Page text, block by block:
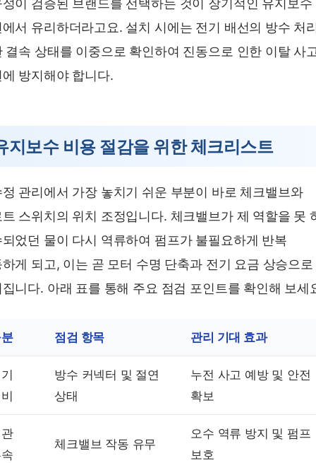
이 검증된 브랜드를 선택하는 것이 장기적인 유지보수
서 유리하더라고요. 설치 시에는 전기 배선의 방수 처
결속 상태를 이중으로 확인하여 진동으로 인한 이탈 사
방지해야 합니다.
지보수 비용 절감을 위한 체크리스트
관리에서 가장 놓치기 쉬운 부분이 바로 체크밸브와
스위치의 위치 조정입니다. 체크밸브가 제 역할을 못
었던 물이 다시 역류하여 펌프가 불필요하게 반복
게 되고, 이는 곧 모터 수명 단축과 전기 요금 상승으로
니다. 아래 표를 통해 주요 점검 포인트를 확인해 보세
점검 항목 관리 기대 효과
방수 커넥터 및 절연
상태
누전 사고 예방 및 안전
확보
체크밸브 작동 유무
오수 역류 방지 및 펌프
보호